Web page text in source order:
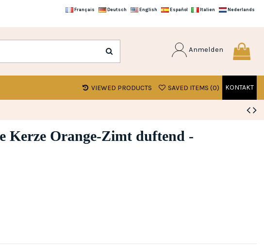
Français Deutsch English Español Italien Nederlands
Anmelden
KONTAKT
SAVED ITEMS (0)
VIEWED PRODUCTS
Kerze Orange-Zimt duftend -